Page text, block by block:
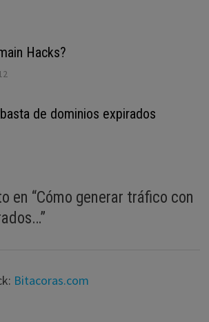
Hacks?
de dominios expirados
en “Cómo generar tráfico con
”
Bitacoras.com